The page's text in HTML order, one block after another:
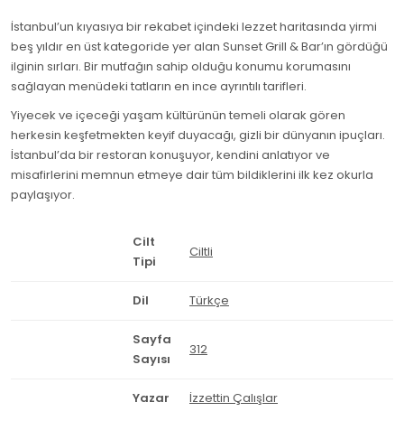
İstanbul’un kıyasıya bir rekabet içindeki lezzet haritasında yirmi
beş yıldır en üst kategoride yer alan Sunset Grill & Bar’ın gördüğü
ilginin sırları. Bir mutfağın sahip olduğu konumu korumasını
sağlayan menüdeki tatların en ince ayrıntılı tarifleri.
Yiyecek ve içeceği yaşam kültürünün temeli olarak gören
herkesin keşfetmekten keyif duyacağı, gizli bir dünyanın ipuçları.
İstanbul’da bir restoran konuşuyor, kendini anlatıyor ve
misafirlerini memnun etmeye dair tüm bildiklerini ilk kez okurla
paylaşıyor.
Cilt
Tipi
Ciltli
Dil Türkçe
Sayfa
Sayısı
312
Yazar İzzettin Çalışlar